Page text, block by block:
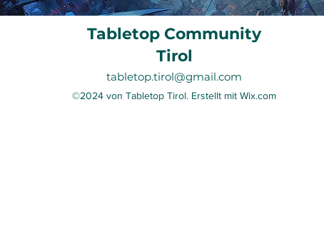
Tabletop Community
Tirol
tabletop.tirol@gmail.com
©2024 von Tabletop Tirol. Erstellt mit Wix.com